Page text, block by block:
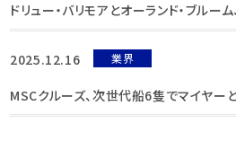
ドリュー・バリモアとオーランド・ブルー
2025.12.16 業界
MSCクルーズ、次世代船6隻でマイヤー